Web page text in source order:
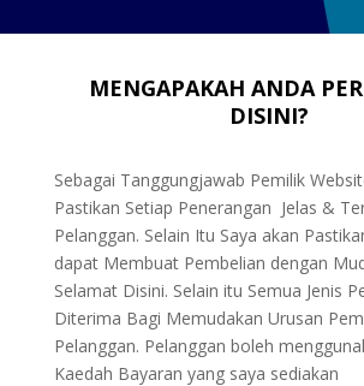
MENGAPAKAH ANDA
DISINI?
Sebagai Tanggungjawab Pemilik
Pastikan Setiap Penerangan Jelas &
Pelanggan. Selain Itu Saya akan
dapat Membuat Pembelian dengan
Selamat Disini. Selain itu Semua Jenis
Diterima Bagi Memudakan Urusan
Pelanggan. Pelanggan boleh
Kaedah Bayaran yang saya sediakan